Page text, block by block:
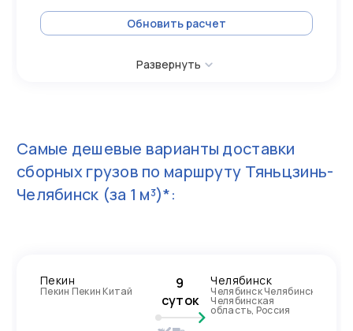
Обновить расчет
Развернуть
Самые дешевые варианты доставки
сборных грузов по маршруту Тяньцзинь-
Челябинск (за 1 м³)*:
Пекин
Пекин Пекин Китай
9
суток
Челябинск
Челябинск Челябинск
Челябинская
область, Россия